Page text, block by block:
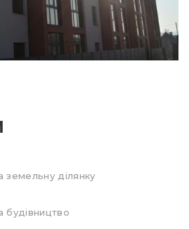
земельну ділянку
будівництво